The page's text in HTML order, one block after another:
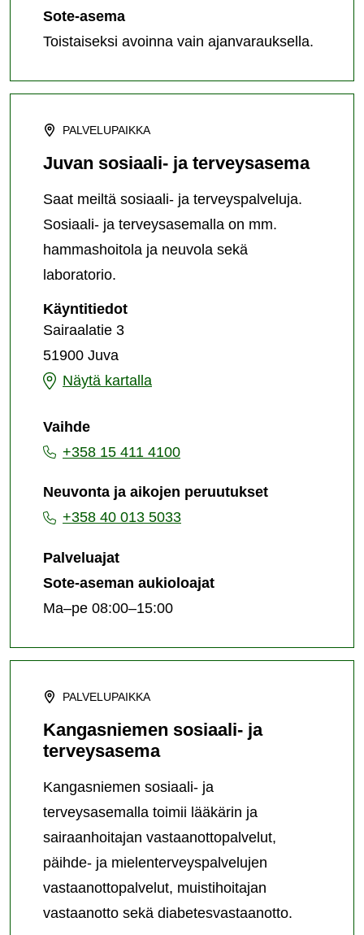
Sote-asema
Toistaiseksi avoinna vain ajanvarauksella.
PALVELUPAIKKA
Juvan sosiaali- ja terveysasema
Saat meiltä sosiaali- ja terveyspalveluja.
Sosiaali- ja terveysasemalla on mm.
hammashoitola ja neuvola sekä
laboratorio.
KäyntitiedotJuvan
Sairaalatie 3
51900 Juva
Näytä kartalla
Juvan
ja
terveysasema
Vaihde
+358 15 411 4100
Neuvonta ja aikojen peruutukset
+358 40 013 5033
Palveluajat
Sote-aseman aukioloajat
Ma–pe 08:00–15:00
PALVELUPAIKKA
Kangasniemen sosiaali- ja
terveysasema
Kangasniemen sosiaali- ja
terveysasemalla toimii lääkärin ja
sairaanhoitajan vastaanottopalvelut,
päihde- ja mielenterveyspalvelujen
vastaanottopalvelut, muistihoitajan
vastaanotto sekä diabetesvastaanotto.